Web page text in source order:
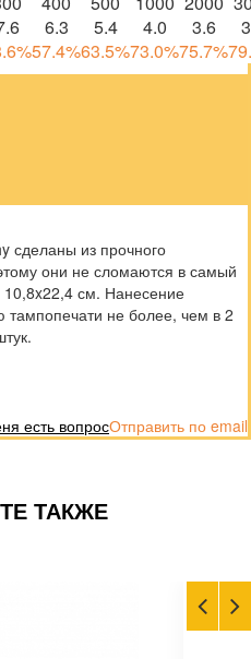
6.3 5.4 4.0 3.6
57.4%63.5%73.0%75.7%
сделаны из прочного
они не сломаются в самый
см. Нанесение
не более, чем в 2
Отправить по email
есть вопрос
ТАКЖЕ